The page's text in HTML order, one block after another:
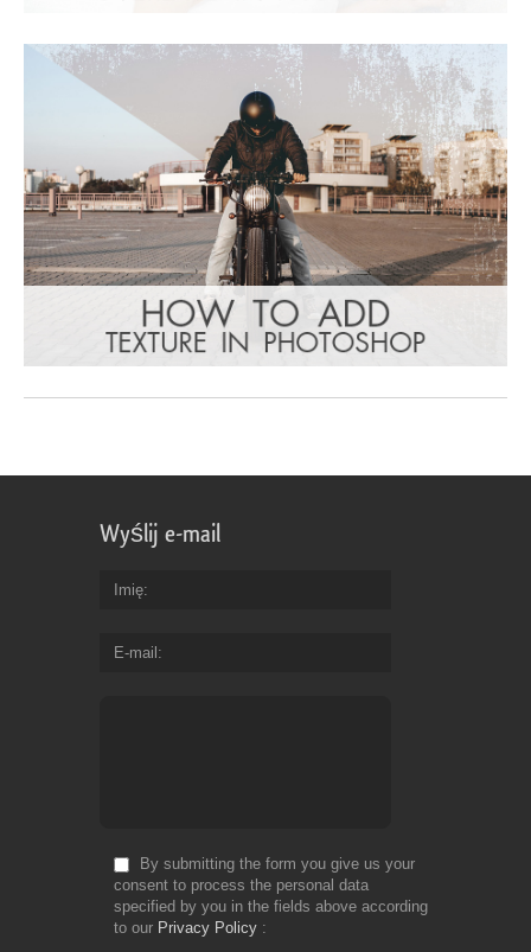
Wyślij e-mail
Imię
E-mail
By submitting the form you give us your
consent to process the personal data
specified by you in the fields above according
to our Privacy Policy